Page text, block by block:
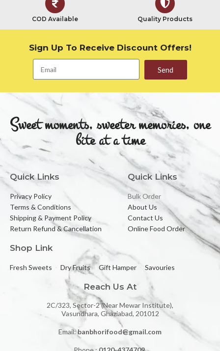
COD Available Quality Products
Sign Up To Receive Discount Offers!
Send
Sweet moments, sweeter memories, one
bite at a time
Quick Links
Privacy Policy
Terms & Conditions
Shipping & Payment Policy
Return Refund & Cancellation
Quick Links
Bulk Order
About Us
Contact Us
Online Food Order
Shop Link
Fresh Sweets Dry Fruits Gift Hamper Savouries
Reach Us At
2C/323, Sector-2 (Near Mewar Institute),
Vasundhara, Ghaziabad, 201012
Email:banbhorifood@gmail.com